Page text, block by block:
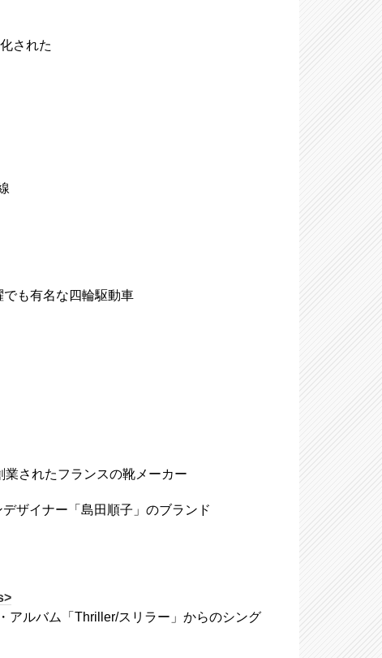
された
でも有名な四輪駆動車
業されたフランスの靴メーカー
ザイナー「島田順子」のブランド
アルバム「Thriller/スリラー」からのシング